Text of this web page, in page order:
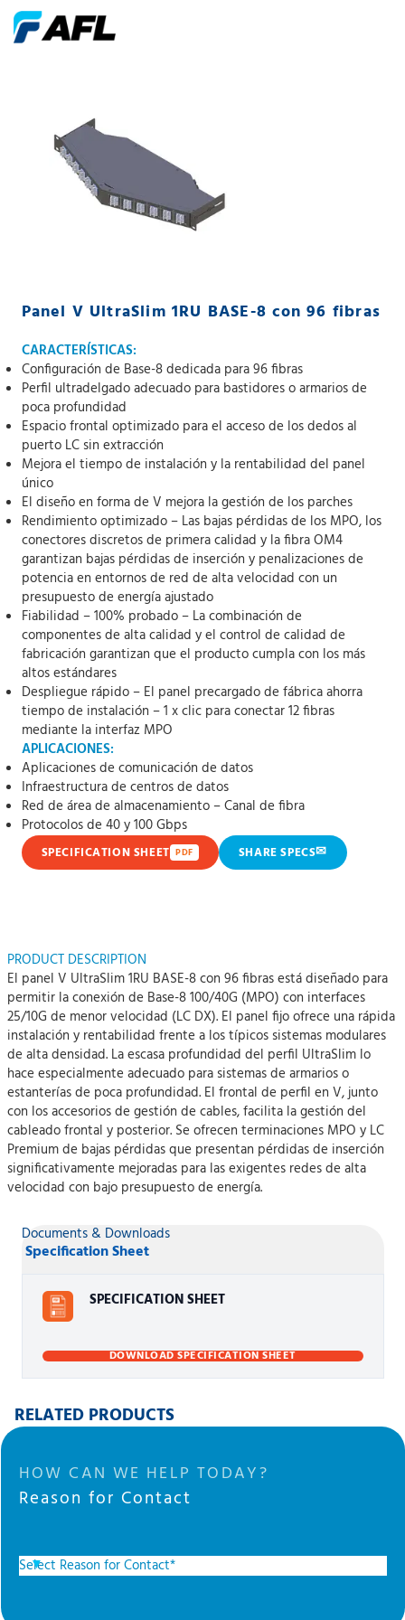
Panel V UltraSlim 1RU BASE-8 con 96 fibras
CARACTERÍSTICAS:
Configuración de Base-8 dedicada para 96 fibras
Perfil ultradelgado adecuado para bastidores o armarios de
poca profundidad
Espacio frontal optimizado para el acceso de los dedos al
puerto LC sin extracción
Mejora el tiempo de instalación y la rentabilidad del panel
único
El diseño en forma de V mejora la gestión de los parches
Rendimiento optimizado – Las bajas pérdidas de los MPO, los
conectores discretos de primera calidad y la fibra OM4
garantizan bajas pérdidas de inserción y penalizaciones de
potencia en entornos de red de alta velocidad con un
presupuesto de energía ajustado
Fiabilidad – 100% probado – La combinación de
componentes de alta calidad y el control de calidad de
fabricación garantizan que el producto cumpla con los más
altos estándares
Despliegue rápido – El panel precargado de fábrica ahorra
tiempo de instalación – 1 x clic para conectar 12 fibras
mediante la interfaz MPO
APLICACIONES:
Aplicaciones de comunicación de datos
Infraestructura de centros de datos
Red de área de almacenamiento – Canal de fibra
Protocolos de 40 y 100 Gbps
SPECIFICATION SHEET PDF SHARE SPECS✉
PRODUCT DESCRIPTION
El panel V UltraSlim 1RU BASE-8 con 96 fibras está diseñado para
permitir la conexión de Base-8 100/40G (MPO) con interfaces
25/10G de menor velocidad (LC DX). El panel fijo ofrece una rápida
instalación y rentabilidad frente a los típicos sistemas modulares
de alta densidad. La escasa profundidad del perfil UltraSlim lo
hace especialmente adecuado para sistemas de armarios o
estanterías de poca profundidad. El frontal de perfil en V, junto
con los accesorios de gestión de cables, facilita la gestión del
cableado frontal y posterior. Se ofrecen terminaciones MPO y LC
Premium de bajas pérdidas que presentan pérdidas de inserción
significativamente mejoradas para las exigentes redes de alta
velocidad con bajo presupuesto de energía.
Documents & Downloads
Specification Sheet
SPECIFICATION SHEET
DOWNLOAD SPECIFICATION SHEET
RELATED PRODUCTS
HOW CAN WE HELP TODAY?
Reason for Contact